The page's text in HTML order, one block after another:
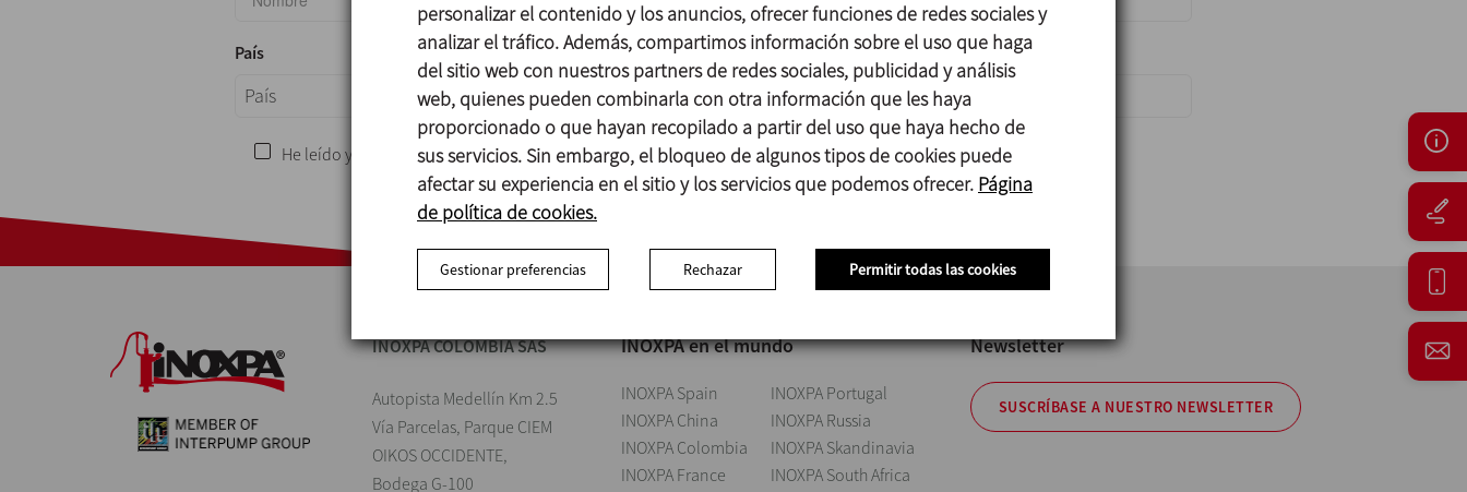
País
País
Empresa
He leído y acepto la política de protección de datos ENVIAR
INOXPA COLOMBIA SAS
Autopista Medellín Km 2.5
Vía Parcelas, Parque CIEM
OIKOS OCCIDENTE,
Bodega G-100
INOXPA en el mundo
INOXPA Spain
INOXPA China
INOXPA Colombia
INOXPA France
INOXPA Portugal
INOXPA Russia
INOXPA Skandinavia
INOXPA South Africa
Newsletter
SUSCRÍBASE A NUESTRO NEWSLETTER
personalizar el contenido y los anuncios, ofrecer funciones de redes sociales y
analizar el tráfico. Además, compartimos información sobre el uso que haga
del sitio web con nuestros partners de redes sociales, publicidad y análisis
web, quienes pueden combinarla con otra información que les haya
proporcionado o que hayan recopilado a partir del uso que haya hecho de
sus servicios. Sin embargo, el bloqueo de algunos tipos de cookies puede
afectar su experiencia en el sitio y los servicios que podemos ofrecer. Página
de política de cookies.
Gestionar preferencias Rechazar Permitir todas las cookies